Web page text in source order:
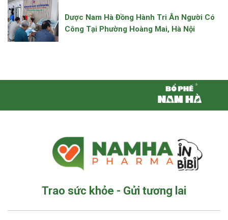
Dược Nam Hà Đồng Hành Tri Ân Người Có
Công Tại Phường Hoàng Mai, Hà Nội
Trao sức khỏe - Gửi tương lai